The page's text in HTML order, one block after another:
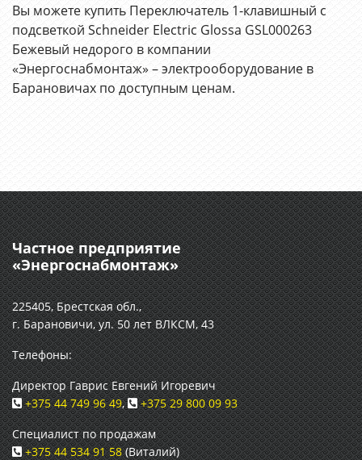
Вы можете купить Переключатель 1-клавишный с
подсветкой Schneider Electric Glossa GSL000263
Бежевый недорого в компании
«Энергоснабмонтаж» – электрооборудование в
Барановичах по доступным ценам.
Частное предприятие
«Энергоснабмонтаж»
225405, Брестская обл.,
г. Барановичи, ул. 50 лет ВЛКСМ, 43
Телефоны:
Директор Гаврис Евгений Игоревич
+375 44 749 96 49,
+375 29 800 09 93
Специалист по продажам
+375 44 534 91 58(Виталий)